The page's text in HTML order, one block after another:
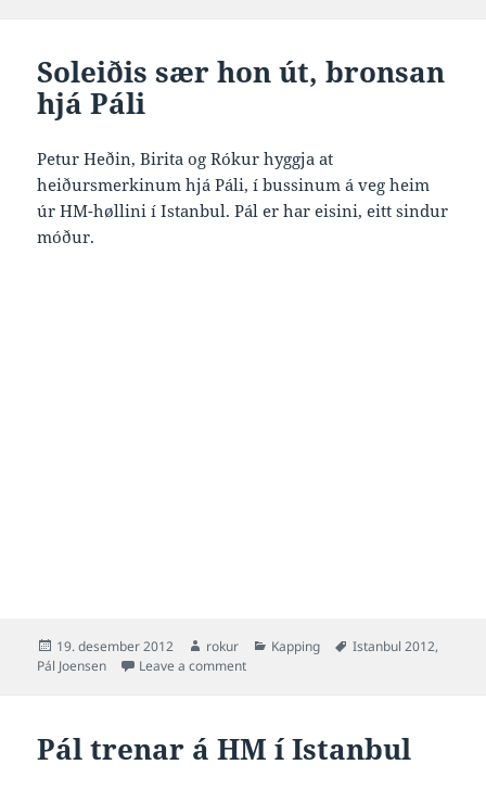
Soleiðis sær hon út, bronsan
hjá Páli
Petur Heðin, Birita og Rókur hyggja at
heiðursmerkinum hjá Páli, í bussinum á veg heim
úr HM-høllini í Istanbul. Pál er har eisini, eitt sindur
móður.
Posted
on
19. desember 2012 Author
rokur Categories
Kapping Tags
Istanbul 2012,
Pál Joensen
Leave a commenton Soleiðis sær hon út, bronsan hjá Páli
Pál trenar á HM í Istanbul